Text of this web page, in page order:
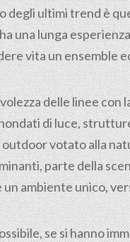
degli ultimi trend è
una lunga
vita un ensemble
delle linee con
di luce,
votato alla
parte della
ambiente unico,
se si hanno